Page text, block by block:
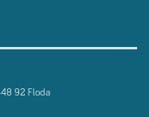
92 Floda